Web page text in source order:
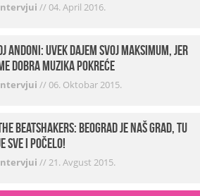
//04. April 2016.
Andoni: Uvek dajem svoj maksimum, jer
dobra muzika pokreće
//06. Oktobar 2015.
Beatshakers: Beograd je naš grad, tu
sve i počelo!
//21. Avgust 2015.